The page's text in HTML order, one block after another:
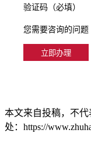
验证码（必填）
您需要咨询的问题
本文来自投稿，不
处：https://